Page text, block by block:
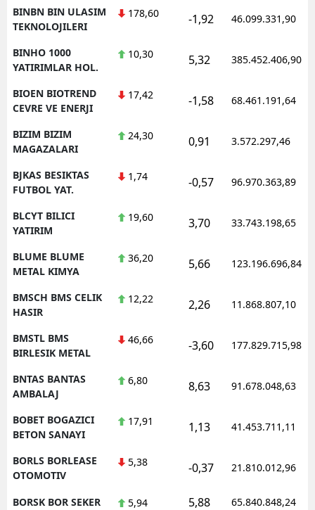
BINBN BIN ULASIM
TEKNOLOJILERI
178,60 -1,92 46.099.331,90
BINHO 1000
YATIRIMLAR HOL.
10,30 5,32 385.452.406,90
BIOEN BIOTREND
CEVRE VE ENERJI
17,42 -1,58 68.461.191,64
BIZIM BIZIM
MAGAZALARI
24,30 0,91 3.572.297,46
BJKAS BESIKTAS
FUTBOL YAT.
1,74 -0,57 96.970.363,89
BLCYT BILICI
YATIRIM
19,60 3,70 33.743.198,65
BLUME BLUME
METAL KIMYA
36,20 5,66 123.196.696,84
BMSCH BMS CELIK
HASIR
12,22 2,26 11.868.807,10
BMSTL BMS
BIRLESIK METAL
46,66 -3,60 177.829.715,98
BNTAS BANTAS
AMBALAJ
6,80 8,63 91.678.048,63
BOBET BOGAZICI
BETON SANAYI
17,91 1,13 41.453.711,11
BORLS BORLEASE
OTOMOTIV
5,38 -0,37 21.810.012,96
BORSK BOR SEKER 5,94 5,88 65.840.848,24